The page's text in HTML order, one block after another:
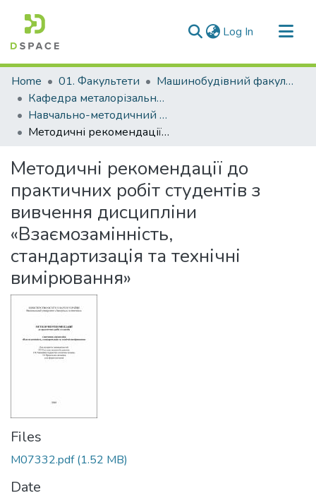
Log In (current)
Communities & Collections
All of DSpace
Statistics
Home 01. Факультети
Машинобудівний факультет
Кафедра металорізальних верстатів та інструментів (Кафедра МВ та І)
Навчально-методичний комплекс дисциплін кафедри МВ та І
Методичні рекомендації до практичних робіт студентів з вивчення дисципліни «Взаємозамінність, стандартизація та технічні вимірювання»
Методичні рекомендації до
практичних робіт студентів з
вивчення дисципліни
«Взаємозамінність,
стандартизація та технічні
вимірювання»
Files
M07332.pdf(1.52 MB)
Date